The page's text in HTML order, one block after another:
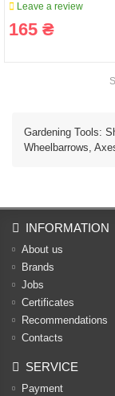
Leave a review
165 ₴
Gardening Tools:
Wheelbarrows,
INFORMATION
About us
Brands
Jobs
Certificates
Recommendations
Contacts
SERVICE
Payment